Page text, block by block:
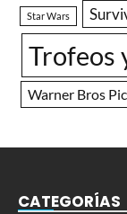
Star Wars
Trofeos
Warner Bros
CATEGORÍAS